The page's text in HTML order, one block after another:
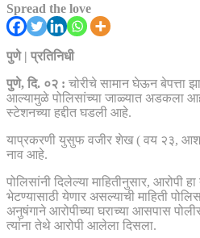
Spread the love
पुणे | प्रतिनिधी
पुणे, दि. ०२ : चोरीचे सामान घेऊन बेपत्ता
आल्यामुळे पोलिसांच्या जाळ्यात अडकला
स्टेशनच्या हद्दीत घडली आहे.
याप्रकरणी युसुफ वजीर शेख ( वय २३,
नाव आहे.
पोलिसांनी दिलेल्या माहितीनुसार, आरोपी हा
भेटण्यासाठी येणार असल्याची माहिती
अनुषंगाने आरोपीच्या घराच्या आसपास
त्यांना तेथे आरोपी आलेला दिसला.